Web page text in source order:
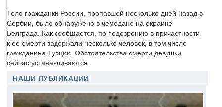
Тело гражданки России, пропавшей несколько дней назад в
Сербии, было обнаружено в чемодане на окраине
Белграда. Как сообщается, по подозрению в причастности
к ее смерти задержали несколько человек, в том числе
гражданина Турции. Обстоятельства смерти девушки
сейчас устанавливаются.
НАШИ ПУБЛИКАЦИИ